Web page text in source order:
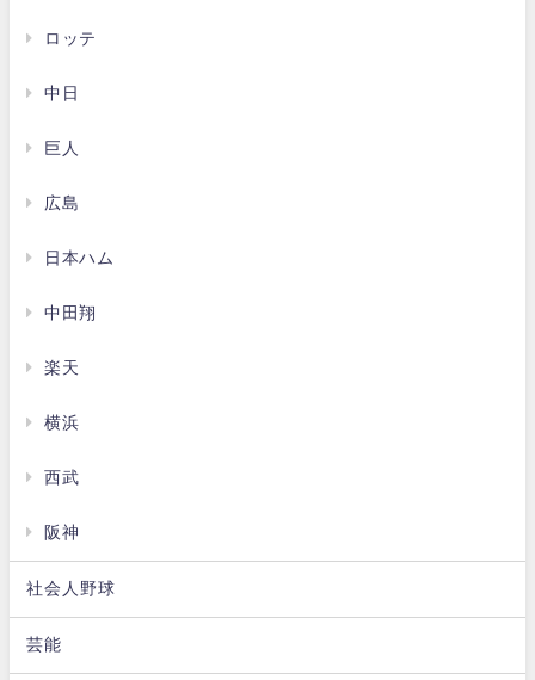
ロッテ
中日
巨人
広島
日本ハム
中田翔
楽天
横浜
西武
阪神
社会人野球
芸能